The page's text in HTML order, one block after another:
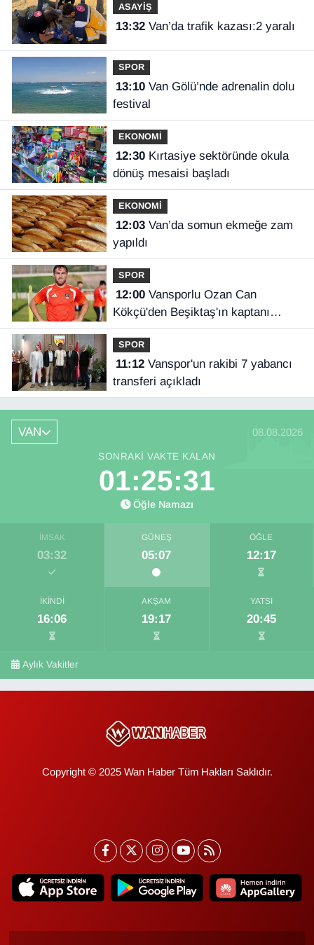
ASAYİŞ
13:32 Van’da trafik kazası:2 yaralı
SPOR
13:10Van Gölü’nde adrenalin dolu
festival
EKONOMİ
12:30Kırtasiye sektöründe okula
dönüş mesaisi başladı
EKONOMİ
12:03Van’da somun ekmeğe zam
yapıldı
SPOR
12:00Vansporlu Ozan Can
Kökçü'den Beşiktaş'ın kaptanı
kardeşi Orkun'a destek
SPOR
11:12Vanspor'un rakibi 7 yabancı
transferi açıkladı
VAN 08.08.2026
SONRAKI VAKTE KALAN
01:25:31
Öğle Namazı
İMSAK
03:32
GÜNEŞ
05:07
ÖĞLE
12:17
İKINDI
16:06
AKŞAM
19:17
YATSI
20:45
Aylık Vakitler
Copyright © 2025 Wan Haber Tüm Hakları Saklıdır.